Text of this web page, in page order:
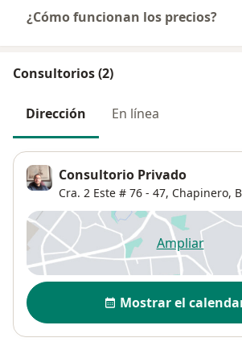
¿Cómo funcionan los precios?
Consultorios (2)
Dirección En línea
Consultorio Privado
Cra. 2 Este # 76 - 47, Chapinero,
Ampliar
se abre
Disponibilidad
Mostrar el